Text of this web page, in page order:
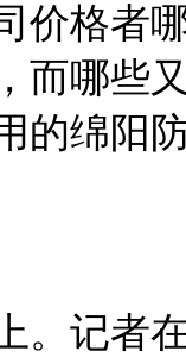
价格者
而哪些
的绵阳
记者在